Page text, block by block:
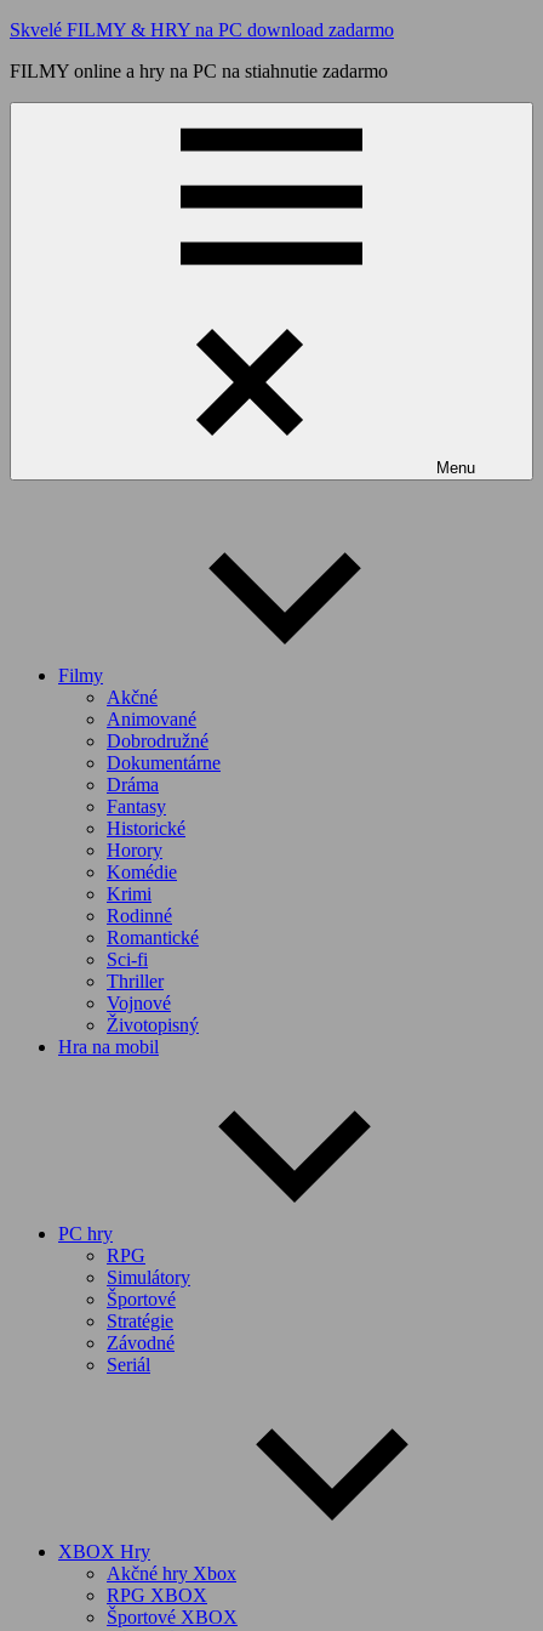
Skip
content
Skvelé FILMY & HRY na PC download zadarmo
FILMY online a hry na PC na stiahnutie zadarmo
Menu
Filmy
Akčné
Animované
Dobrodružné
Dokumentárne
Dráma
Fantasy
Historické
Horory
Komédie
Krimi
Rodinné
Romantické
Sci-fi
Thriller
Vojnové
Životopisný
Hra na mobil
PC hry
RPG
Simulátory
Športové
Stratégie
Závodné
Seriál
XBOX Hry
Akčné hry Xbox
RPG XBOX
Športové XBOX